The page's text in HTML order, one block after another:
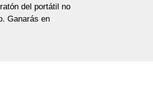
del portátil no
Ganarás en